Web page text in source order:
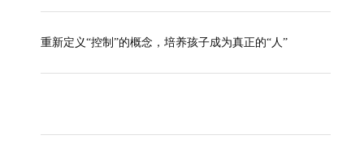
重新定义“控制”的概念，培养孩子成为真正的“人”